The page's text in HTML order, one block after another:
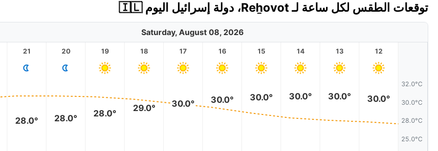
توقعات الطقس لكل ساعة لـ Reẖovot، دولة إسرائيل اليوم 🇮🇱
Saturday, August 08, 2026
32.0°C
30.0°C
28.0°C
25.0°C
12
30.0°
13
30.0°
14
30.0°
15
30.0°
16
30.0°
17
30.0°
18
29.0°
19
28.0°
20
28.0°
21
28.0°